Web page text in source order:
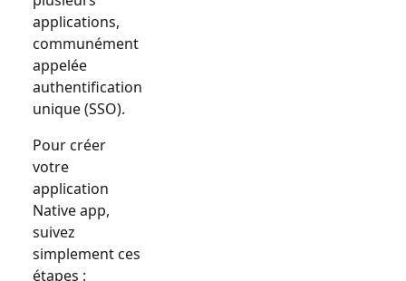
applications,
communément
appelée
authentification
unique (SSO).
Pour créer
votre
application
Native app,
suivez
simplement ces
étapes :